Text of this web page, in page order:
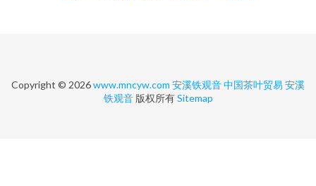
Copyright © 2026www.mncyw.com 安溪铁观音中国茶叶贸易 安溪
铁观音版权所有Sitemap